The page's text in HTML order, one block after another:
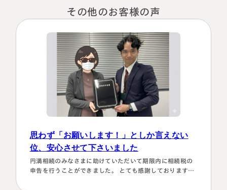
大阪事務所
〒530-0017
大阪府大阪市北区角田町8番47号
阪急グランドビル20階
Access
その他のお客様の声
思わず「お願いします！」としか言えない
位、安心させて下さいました
円満相続のみなさまに助けていただいて期限内に相続税の
申告を行うことができました。 とても感謝しております。